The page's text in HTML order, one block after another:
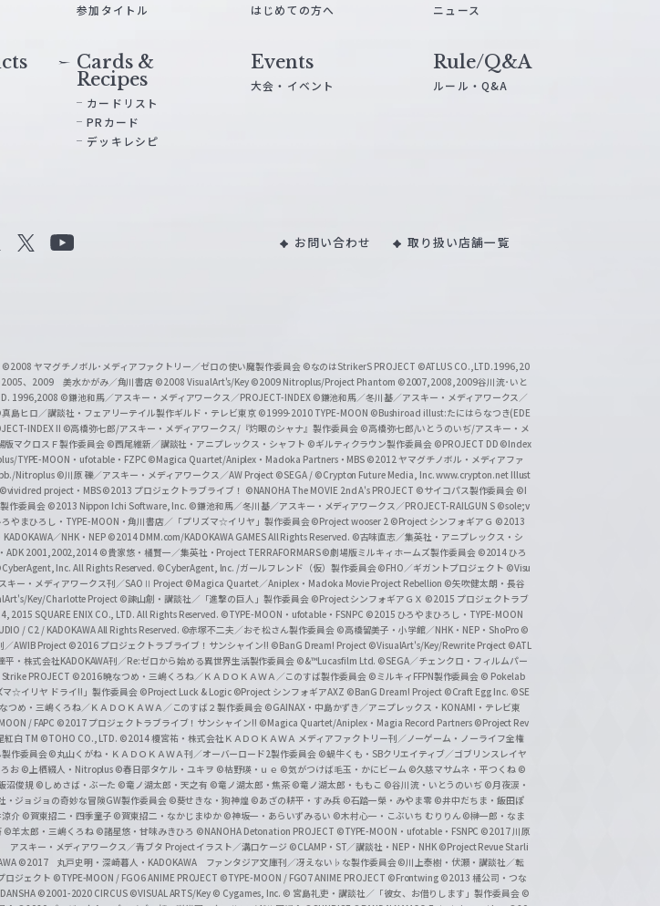
参加タイトル はじめての方へ ニュース
Cards &
Recipes
カードリスト
PRカード
デッキレシピ
Events
大会・イベント
Rule/Q&A
ルール・Q&A
Y
b
e
O
f
f
i
c
i
a
l
C
h
a
n
n
e
l
お問い合わせ 取り扱い店舗一覧
©2008 ヤマグチノボル･メディアファクトリー／ゼロの使い魔製作委員会 ©なのはStrikerS PROJECT ©ATLUS CO.,LTD.1996,20
、2009 美水かがみ／角川書店 ©2008 VisualArt's/Key ©2009 Nitroplus/Project Phantom ©2007,2008,2009谷川流･いと
1996,2008 ©鎌池和馬／アスキー・メディアワークス／PROJECT-INDEX ©鎌池和馬／冬川基／アスキー・メディアワークス／
島ヒロ／講談社・フェアリーテイル製作ギルド・テレビ東京 ©1999-2010 TYPE-MOON ©Bushiroad illust:たにはらなつき(EDE
INDEX II ©高橋弥七郎/アスキー・メディアワークス/『灼眼のシャナ』製作委員会 ©高橋弥七郎/いとうのいぢ/アスキー・メ
マクロスＦ製作委員会 ©西尾維新／講談社・アニプレックス・シャフト ©ギルティクラウン製作委員会 ©PROJECT DD ©Index
TYPE-MOON・ufotable・FZPC ©Magica Quartet/Aniplex・Madoka Partners・MBS ©2012 ヤマグチノボル・メディアファ
Nitroplus ©川原 礫／アスキー・メディアワークス／AW Project ©SEGA / ©Crypton Future Media, Inc. www.crypton.net Illust
©vividred project・MBS ©2013 プロジェクトラブライブ！ ©NANOHA The MOVIE 2nd A's PROJECT ©サイコパス製作委員会 ©I
作委員会 ©2013 Nippon Ichi Software, Inc. ©鎌池和馬／冬川基／アスキー・メディアワークス／PROJECT-RAILGUN S ©sole;v
やまひろし・TYPE-MOON・角川書店／「プリズマ☆イリヤ」製作委員会©Project wooser 2 ©Project シンフォギアＧ ©2013
／NHK・NEP ©2014 DMM.com/KADOKAWA GAMES All Rights Reserved. ©古味直志／集英社・アニプレックス・シ
ADK 2001,2002,2014 ©貴家悠・橘賢一／集英社・Project TERRAFORMARS©劇場版ミルキィホームズ製作委員会 ©2014 ひろ
Inc. All Rights Reserved. ©CyberAgent, Inc. /ガールフレンド（仮）製作委員会©FHO／ギガントプロジェクト ©Visu
ー・メディアワークス刊／SAOⅡ Project ©Magica Quartet／Aniplex・Madoka Movie Project Rebellion ©矢吹健太朗・長谷
Key/Charlotte Project ©諫山創・講談社／「進撃の巨人」製作委員会 ©Project シンフォギアＧＸ ©2015 プロジェクトラブ
2015 SQUARE ENIX CO., LTD. All Rights Reserved. ©TYPE-MOON・ufotable・FSNPC ©2015 ひろやまひろし・TYPE-MOON
/ C2 / KADOKAWA All Rights Reserved. ©赤塚不二夫／おそ松さん製作委員会 ©高橋留美子・小学館／NHK・NEP・ShoPro ©
AWIB Project ©2016 プロジェクトラブライブ！サンシャイン!! ©BanG Dream! Project ©VisualArt's/Key/Rewrite Project ©ATL
平・株式会社KADOKAWA刊／Re:ゼロから始める異世界生活製作委員会 ©&™Lucasfilm Ltd. ©SEGA／チェンクロ・フィルムパー
PROJECT ©2016 暁なつめ・三嶋くろね／ＫＡＤＯＫＡＷＡ／このすば製作委員会 ©ミルキィFFPN製作委員会 © Pokelab
マ☆イリヤ ドライ!!」製作委員会 ©Project Luck & Logic ©Project シンフォギアAXZ ©BanG Dream! Project ©Craft Egg Inc. ©SE
つめ・三嶋くろね／ＫＡＤＯＫＡＷＡ／このすば２製作委員会 ©GAINAX・中島かずき／アニプレックス・KONAMI・テレビ東
/ FAPC ©2017 プロジェクトラブライブ！サンシャイン!! ©Magica Quartet/Aniplex・Magia Record Partners ©Project Rev
紅白 TM ©TOHO CO., LTD. ©2014 榎宮祐・株式会社ＫＡＤＯＫＡＷＡ メディアファクトリー刊／ノーゲーム・ノーライフ全権
作委員会©丸山くがね・ＫＡＤＯＫＡＷＡ刊／オーバーロード2製作委員会 ©蝸牛くも・SBクリエイティブ／ゴブリンスレイヤ
お ©上栖綴人・Nitroplus ©春日部タケル・ユキヲ ©枯野瑛・ｕｅ ©気がつけば毛玉・かにビーム ©久慈マサムネ・平つくね ©
沼俊規 ©しめさば・ぶーた ©竜ノ湖太郎・天之有 ©竜ノ湖太郎・焦茶 ©竜ノ湖太郎・ももこ ©谷川流・いとうのいぢ ©月夜涙・
・ジョジョの奇妙な冒険GW製作委員会 ©葵せきな・狗神煌 ©あざの耕平・すみ兵 ©石踏一榮・みやま零 ©井中だちま・飯田ぽ
介 ©賀東招二・四季童子 ©賀東招二・なかじまゆか ©神坂一・あらいずみるい ©木村心一・こぶいち むりりん ©榊一郎・なま
©羊太郎・三嶋くろね ©諸星悠・甘味みきひろ ©NANOHA Detonation PROJECT ©TYPE-MOON・ufotable・FSNPC ©2017 川原
スキー・メディアワークス／青ブタ Project イラスト／溝口ケージ ©CLAMP・ST／講談社・NEP・NHK ©Project Revue Starli
©2017 丸戸史明・深崎暮人・KADOKAWA ファンタジア文庫刊／冴えない♭な製作委員会©川上泰樹・伏瀬・講談社／転
ロジェクト ©TYPE-MOON / FGO6 ANIME PROJECT ©TYPE-MOON / FGO7 ANIME PROJECT ©Frontwing ©2013 橘公司・つな
©2001-2020 CIRCUS ©VISUAL ARTS/Key © Cygames, Inc. © 宮島礼吏・講談社／「彼女、お借りします」製作委員会 ©